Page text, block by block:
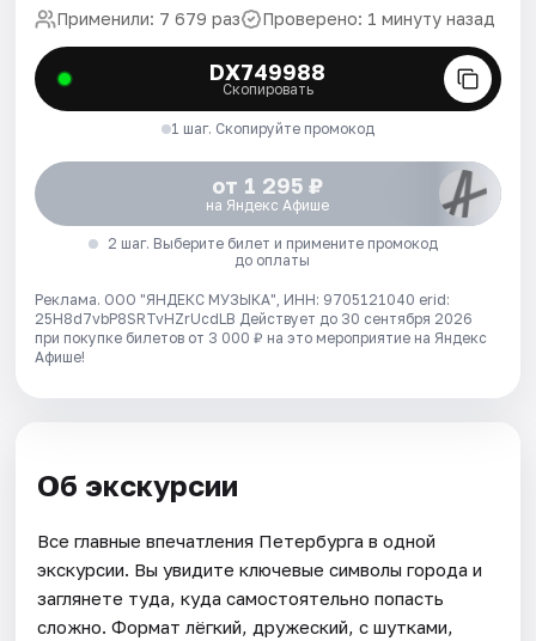
Применили: 7 679 раз Проверено: 1 минуту назад
DX749988
Скопировать
1 шаг. Скопируйте промокод
от 1 295 ₽
на Яндекс Афише
2 шаг. Выберите билет и примените промокод
до оплаты
Реклама. ООО "ЯНДЕКС МУЗЫКА", ИНН: 9705121040 erid:
25H8d7vbP8SRTvHZrUcdLB Действует до 30 сентября 2026
при покупке билетов от 3 000 ₽ на это мероприятие на Яндекс
Афише!
Об экскурсии
Все главные впечатления Петербурга в одной
экскурсии. Вы увидите ключевые символы города и
заглянете туда, куда самостоятельно попасть
сложно. Формат лёгкий, дружеский, с шутками,